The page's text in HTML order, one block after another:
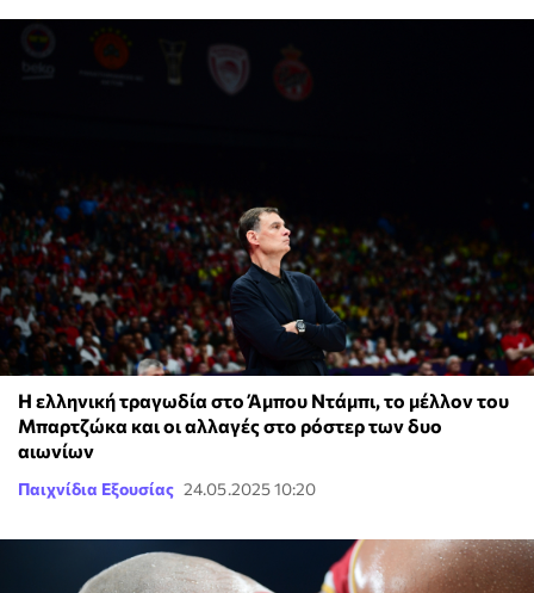
Η ελληνική τραγωδία στο Άμπου Ντάμπι, το μέλλον του
Μπαρτζώκα και οι αλλαγές στο ρόστερ των δυο
αιωνίων
Παιχνίδια Εξουσίας 24.05.2025 10:20